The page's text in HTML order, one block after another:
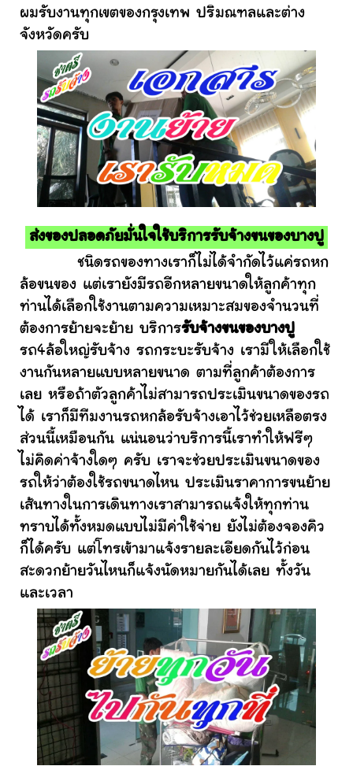
ผมรับงานทุกเขตของกรุงเทพ ปริมณฑลและต่าง
จังหวัดครับ
ส่งของปลอดภัยมั่นใจใช้บริการรับจ้างขนของบางปู
ชนิดรถของทางเราก็ไม่ได้จำกัดไว้แค่รถหก
ล้อขนของ แต่เรายังมีรถอีกหลายขนาดให้ลูกค้าทุก
ท่านได้เลือกใช้งานตามความเหมาะสมของจำนวนที่
ต้องการย้ายจะย้าย บริการรับจ้างขนของบางปู
รถ4ล้อใหญ่รับจ้าง รถกระบะรับจ้าง เรามีให้เลือกใช้
งานกันหลายแบบหลายขนาด ตามที่ลูกค้าต้องการ
เลย หรือถ้าตัวลูกค้าไม่สามารถประเมินขนาดของรถ
ได้ เราก็มีทีมงานรถหกล้อรับจ้างเอาไว้ช่วยเหลือตรง
ส่วนนี้เหมือนกัน แน่นอนว่าบริการนี้เราทำให้ฟรีๆ
ไม่คิดค่าจ้างใดๆ ครับ เราจะช่วยประเมินขนาดของ
รถให้ว่าต้องใช้รถขนาดไหน ประเมินราคาการขนย้าย
เส้นทางในการเดินทางเราสามารถแจ้งให้ทุกท่าน
ทราบได้ทั้งหมดแบบไม่มีค่าใช้จ่าย ยังไม่ต้องจองคิว
ก็ได้ครับ แต่โทรเข้ามาแจ้งรายละเอียดกันไว้ก่อน
สะดวกย้ายวันไหนก็แจ้งนัดหมายกันได้เลย ทั้งวัน
และเวลา